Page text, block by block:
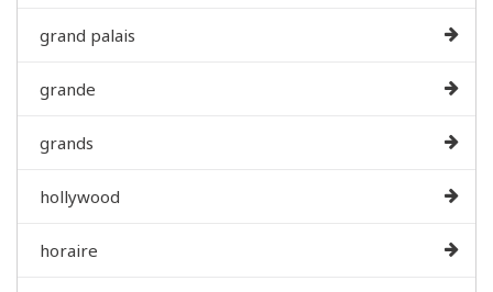
grand palais
grande
grands
hollywood
horaire